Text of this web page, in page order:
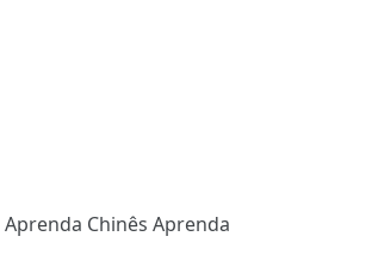
Aprenda Chinês Aprenda